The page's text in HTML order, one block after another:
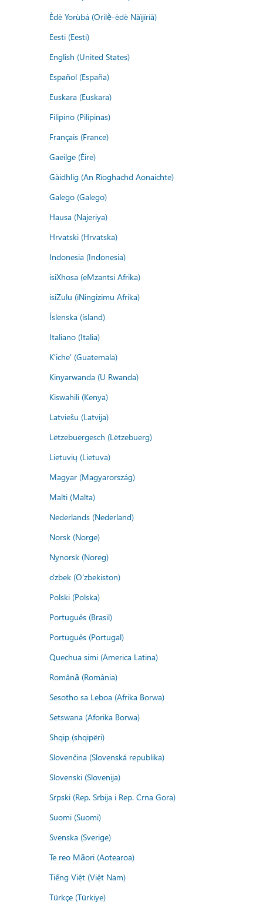
Èdè Yorùbá (Orilẹ̀-èdè Nàìjíríà)
Eesti (Eesti)
English (United States)
Español (España)
Euskara (Euskara)
Filipino (Pilipinas)
Français (France)
Gaeilge (Éire)
Gàidhlig (An Rìoghachd Aonaichte)
Galego (Galego)
Hausa (Najeriya)
Hrvatski (Hrvatska)
Indonesia (Indonesia)
isiXhosa (eMzantsi Afrika)
isiZulu (iNingizimu Afrika)
Íslenska (ísland)
Italiano (Italia)
K'iche' (Guatemala)
Kinyarwanda (U Rwanda)
Kiswahili (Kenya)
Latviešu (Latvija)
Lëtzebuergesch (Lëtzebuerg)
Lietuvių (Lietuva)
Magyar (Magyarország)
Malti (Malta)
Nederlands (Nederland)
Norsk (Norge)
Nynorsk (Noreg)
o'zbek (O'zbekiston)
Polski (Polska)
Português (Brasil)
Português (Portugal)
Quechua simi (America Latina)
Română (România)
Sesotho sa Leboa (Afrika Borwa)
Setswana (Aforika Borwa)
Shqip (shqipëri)
Slovenčina (Slovenská republika)
Slovenski (Slovenija)
Srpski (Rep. Srbija i Rep. Crna Gora)
Suomi (Suomi)
Svenska (Sverige)
Te reo Māori (Aotearoa)
Tiếng Việt (Việt Nam)
Türkçe (Türkiye)